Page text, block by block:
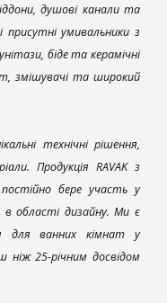
душові канали та
умивальники з
біде та керамічні
змішувачі та широкий
технічні рішення,
Продукція RAVAK з
бере участь у
в області дизайну. Ми є
для ванних кімнат у
ніж 25-річним досвідом